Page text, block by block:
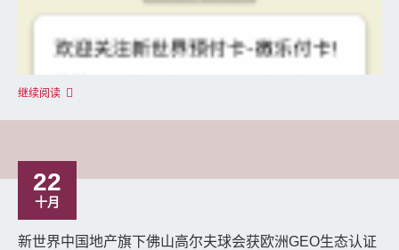
继续阅读
22
十月
新世界中国地产旗下佛山高尔夫球会获欧洲GEO生态认证